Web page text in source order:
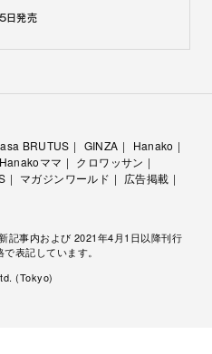
日発売
BRUTUS GINZA
Hanako
Hanakoママ
クロワッサン
マガジンワールド
広告掲載
記事内および 2021年4月1日以降刊行
表記しています。
(Tokyo)